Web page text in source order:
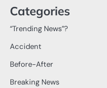
Categories
“Trending News”?
Accident
Before-After
Breaking News